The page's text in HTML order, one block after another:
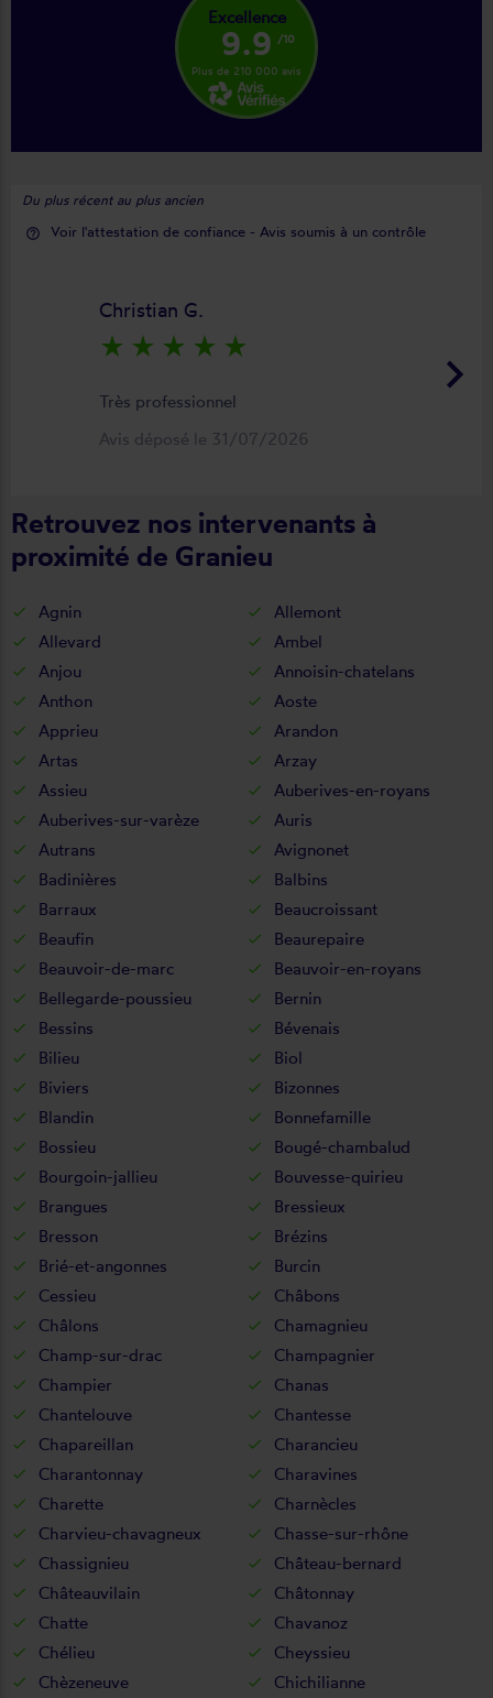
Excellence
9.9 /10
Plus de 210 000 avis
Du plus récent au plus ancien
help_outline Voir l'attestation de confiance - Avis soumis à un contrôle
keyboard_arrow_right
Christian G.
star_rate star_rate star_rate star_rate star_rate
Très professionnel
Avis déposé le 31/07/2026
Retrouvez nos intervenants à
proximité de Granieu
Agnin
Allemont
Allevard
Ambel
Anjou
Annoisin-chatelans
Anthon
Aoste
Apprieu
Arandon
Artas
Arzay
Assieu
Auberives-en-royans
Auberives-sur-varèze
Auris
Autrans
Avignonet
Badinières
Balbins
Barraux
Beaucroissant
Beaufin
Beaurepaire
Beauvoir-de-marc
Beauvoir-en-royans
Bellegarde-poussieu
Bernin
Bessins
Bévenais
Bilieu
Biol
Biviers
Bizonnes
Blandin
Bonnefamille
Bossieu
Bougé-chambalud
Bourgoin-jallieu
Bouvesse-quirieu
Brangues
Bressieux
Bresson
Brézins
Brié-et-angonnes
Burcin
Cessieu
Châbons
Châlons
Chamagnieu
Champ-sur-drac
Champagnier
Champier
Chanas
Chantelouve
Chantesse
Chapareillan
Charancieu
Charantonnay
Charavines
Charette
Charnècles
Charvieu-chavagneux
Chasse-sur-rhône
Chassignieu
Château-bernard
Châteauvilain
Châtonnay
Chatte
Chavanoz
Chélieu
Cheyssieu
Chèzeneuve
Chichilianne